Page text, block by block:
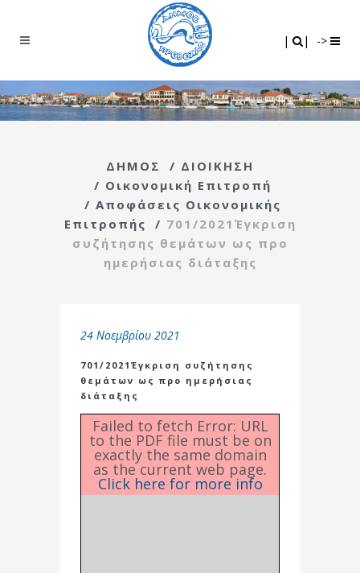
| | ->
ΔΗΜΟΣ / ΔΙΟΙΚΗΣΗ
/ Οικονομική Επιτροπή
/ Αποφάσεις Οικονομικής
Επιτροπής
/ 701/2021Έγκριση
συζήτησης θεμάτων ως προ
ημερήσιας διάταξης
24 Νοεμβρίου 2021
701/2021Έγκριση συζήτησης
θεμάτων ως προ ημερήσιας
διάταξης
Failed to fetch Error: URL
to the PDF file must be on
exactly the same domain
as the current web page.
Click here for more info